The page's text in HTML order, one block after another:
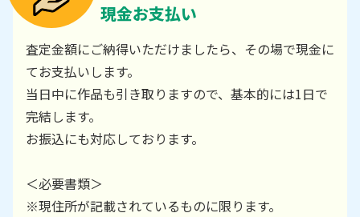
現金お支払い
査定金額にご納得いただけましたら、その場で現金に
てお支払いします。
当日中に作品も引き取りますので、基本的には1日で
完結します。
お振込にも対応しております。
＜必要書類＞
※現住所が記載されているものに限ります。